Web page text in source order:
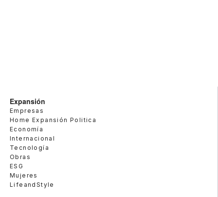
Expansión
Empresas
Home Expansión Politica
Economía
Internacional
Tecnología
Obras
ESG
Mujeres
LifeandStyle